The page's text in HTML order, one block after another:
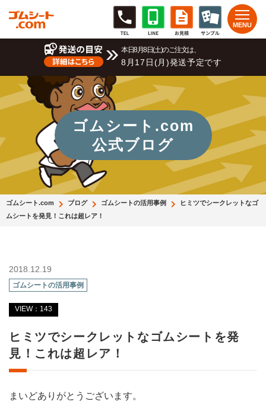
本日8月8日(土)のご注文は、
8月17日(月)発送予定です
ゴムシート.com
公式ブログ
ゴムシート.com ブログ ゴムシートの活用事例
ヒミツでシークレットなゴ
ムシートを発見！これは超レア！
2018.12.19
ゴムシートの活用事例
VIEW：143
ヒミツでシークレットなゴムシートを発
見！これは超レア！
まいどありがとうございます。